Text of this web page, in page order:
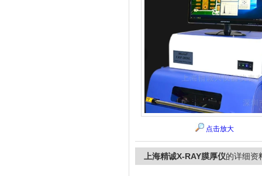
点击放大
上海精诚X-RAY膜厚仪的详细资